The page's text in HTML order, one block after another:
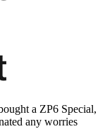
a ZP6 Special,
any worries